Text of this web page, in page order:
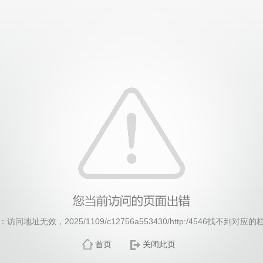
访问地址无效，2025/1109/c12756a553430/http:/4546找不到对应的
首页 关闭此页